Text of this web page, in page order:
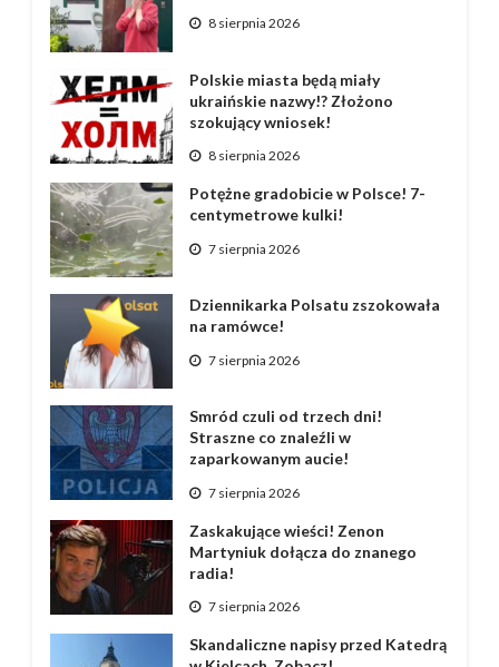
8 sierpnia 2026
Polskie miasta będą miały
ukraińskie nazwy!? Złożono
szokujący wniosek!
8 sierpnia 2026
Potężne gradobicie w Polsce! 7-
centymetrowe kulki!
7 sierpnia 2026
Dziennikarka Polsatu zszokowała
na ramówce!
7 sierpnia 2026
Smród czuli od trzech dni!
Straszne co znaleźli w
zaparkowanym aucie!
7 sierpnia 2026
Zaskakujące wieści! Zenon
Martyniuk dołącza do znanego
radia!
7 sierpnia 2026
Skandaliczne napisy przed Katedrą